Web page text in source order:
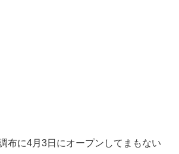
布に4月3日にオープンしてまもない